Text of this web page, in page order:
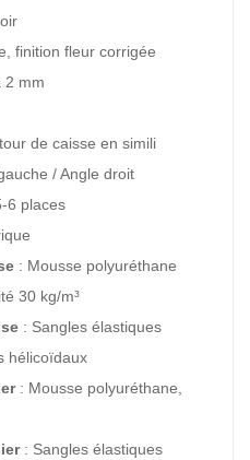
finition fleur corrigée
mm
de caisse en simili
/ Angle droit
6 places
: Mousse polyuréthane
30 kg/m³
: Sangles élastiques
hélicoïdaux
: Mousse polyuréthane,
: Sangles élastiques